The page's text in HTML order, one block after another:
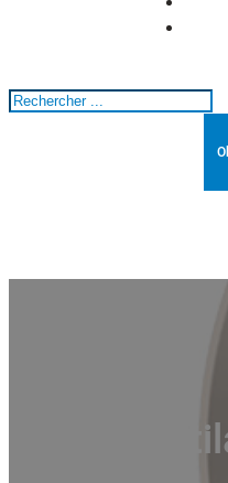
Rechercher